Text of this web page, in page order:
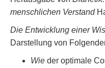
menschlichen Verstand
Die Entwicklung einer
Darstellung von
Wie der optimale